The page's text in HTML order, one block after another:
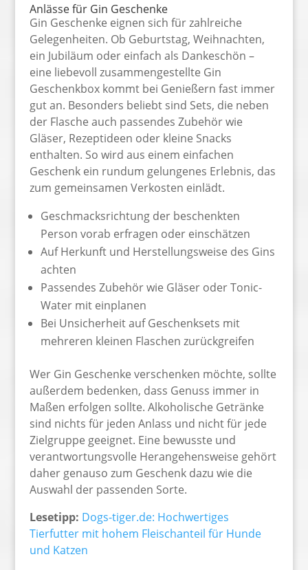
Anlässe für Gin Geschenke
Gin Geschenke eignen sich für zahlreiche
Gelegenheiten. Ob Geburtstag, Weihnachten,
ein Jubiläum oder einfach als Dankeschön –
eine liebevoll zusammengestellte Gin
Geschenkbox kommt bei Genießern fast immer
gut an. Besonders beliebt sind Sets, die neben
der Flasche auch passendes Zubehör wie
Gläser, Rezeptideen oder kleine Snacks
enthalten. So wird aus einem einfachen
Geschenk ein rundum gelungenes Erlebnis, das
zum gemeinsamen Verkosten einlädt.
Geschmacksrichtung der beschenkten
Person vorab erfragen oder einschätzen
Auf Herkunft und Herstellungsweise des Gins
achten
Passendes Zubehör wie Gläser oder Tonic-
Water mit einplanen
Bei Unsicherheit auf Geschenksets mit
mehreren kleinen Flaschen zurückgreifen
Wer Gin Geschenke verschenken möchte, sollte
außerdem bedenken, dass Genuss immer in
Maßen erfolgen sollte. Alkoholische Getränke
sind nichts für jeden Anlass und nicht für jede
Zielgruppe geeignet. Eine bewusste und
verantwortungsvolle Herangehensweise gehört
daher genauso zum Geschenk dazu wie die
Auswahl der passenden Sorte.
Lesetipp: Dogs-tiger.de: Hochwertiges
Tierfutter mit hohem Fleischanteil für Hunde
und Katzen